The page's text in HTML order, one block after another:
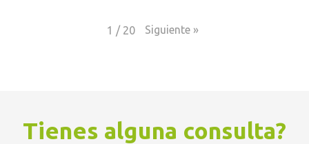
1 / 20 Siguiente »
Tienes alguna consulta?